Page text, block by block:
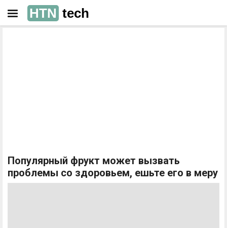
HTN tech
Популярный фрукт может вызвать
проблемы со здоровьем, ешьте его в меру